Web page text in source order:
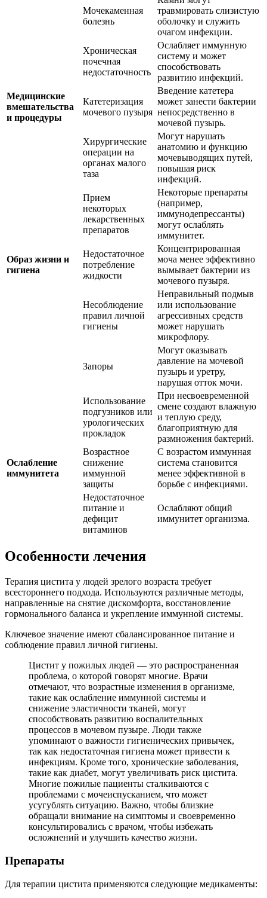
Мочекаменная
болезнь
травмировать слизистую
оболочку и служить
очагом инфекции.
Хроническая
почечная
недостаточность
Ослабляет иммунную
систему и может
способствовать
развитию инфекций.
Медицинские
вмешательства
и процедуры
Катетеризация
мочевого пузыря
Введение катетера
может занести бактерии
непосредственно в
мочевой пузырь.
Хирургические
операции на
органах малого
таза
Могут нарушать
анатомию и функцию
мочевыводящих путей,
повышая риск
инфекций.
Прием
некоторых
лекарственных
препаратов
Некоторые препараты
(например,
иммунодепрессанты)
могут ослаблять
иммунитет.
Образ жизни и
гигиена
Недостаточное
потребление
жидкости
Концентрированная
моча менее эффективно
вымывает бактерии из
мочевого пузыря.
Несоблюдение
правил личной
гигиены
Неправильный подмыв
или использование
агрессивных средств
может нарушать
микрофлору.
Запоры
Могут оказывать
давление на мочевой
пузырь и уретру,
нарушая отток мочи.
Использование
подгузников или
урологических
прокладок
При несвоевременной
смене создают влажную
и теплую среду,
благоприятную для
размножения бактерий.
Ослабление
иммунитета
Возрастное
снижение
иммунной
защиты
С возрастом иммунная
система становится
менее эффективной в
борьбе с инфекциями.
Недостаточное
питание и
дефицит
витаминов
Ослабляют общий
иммунитет организма.
Особенности лечения
Терапия цистита у людей зрелого возраста требует
всестороннего подхода. Используются различные методы,
направленные на снятие дискомфорта, восстановление
гормонального баланса и укрепление иммунной системы.
Ключевое значение имеют сбалансированное питание и
соблюдение правил личной гигиены.
Цистит у пожилых людей — это распространенная
проблема, о которой говорят многие. Врачи
отмечают, что возрастные изменения в организме,
такие как ослабление иммунной системы и
снижение эластичности тканей, могут
способствовать развитию воспалительных
процессов в мочевом пузыре. Люди также
упоминают о важности гигиенических привычек,
так как недостаточная гигиена может привести к
инфекциям. Кроме того, хронические заболевания,
такие как диабет, могут увеличивать риск цистита.
Многие пожилые пациенты сталкиваются с
проблемами с мочеиспусканием, что может
усугублять ситуацию. Важно, чтобы близкие
обращали внимание на симптомы и своевременно
консультировались с врачом, чтобы избежать
осложнений и улучшить качество жизни.
Препараты
Для терапии цистита применяются следующие медикаменты: